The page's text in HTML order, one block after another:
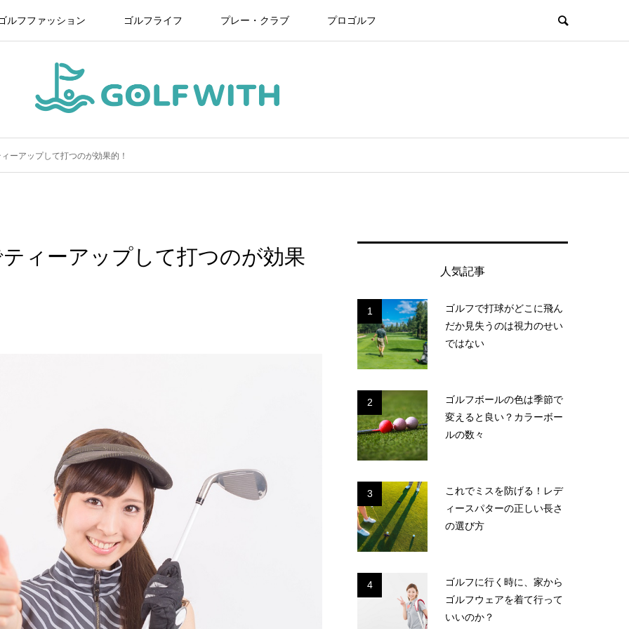
ルフファッション ゴルフライフ プレー・クラブ プロゴルフ
ーアップして打つのが効果的！
ィーアップして打つのが効果
人気記事
1
ゴルフで打球がどこに飛ん
だか見失うのは視力のせい
ではない
2
ゴルフボールの色は季節で
変えると良い？カラーボー
ルの数々
3
これでミスを防げる！レデ
ィースパターの正しい長さ
の選び方
4
ゴルフに行く時に、家から
ゴルフウェアを着て行って
いいのか？